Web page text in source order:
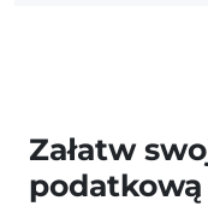
Załatw
podatkową